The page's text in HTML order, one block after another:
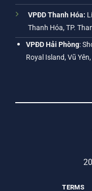
VPĐD Thanh Hóa:
Thanh Hóa, TP.
VPĐD Hải Phòng:
Royal Island, Vũ
TERMS